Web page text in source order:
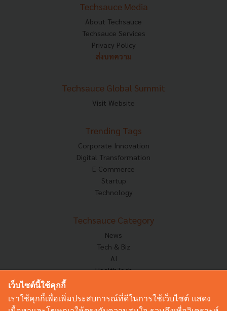
Techsauce Media
About Techsauce
Techsauce Services
Privacy Policy
ส่งบทความ
Techsauce Global Summit
Visit Website
Trending Tags
Corporate Innovation
Digital Transformation
E-Commerce
Startup
Technology
Techsauce Category
News
Tech & Biz
AI
HealthTech
Corp Innov
Saucy Thoughts
เว็บไซต์นี้ใช้คุกกี้
เราใช้คุกกี้เพื่อเพิ่มประสบการณ์ที่ดีในการใช้เว็บไซต์ แสดง